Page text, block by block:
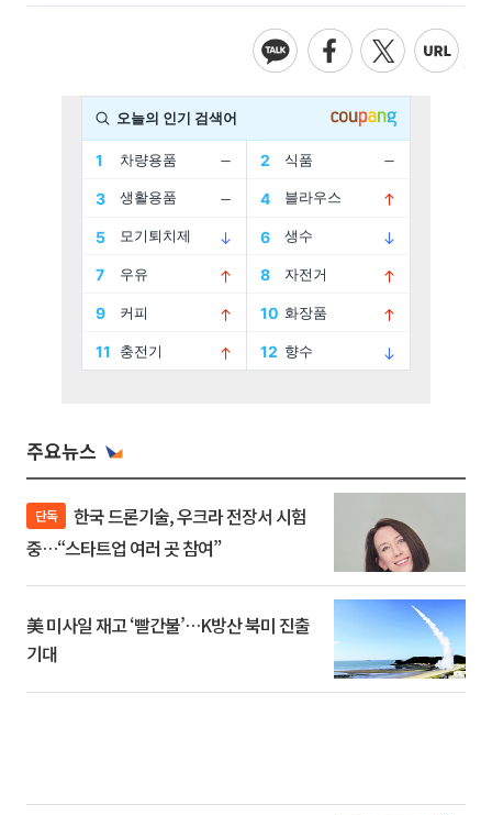
주요뉴스
단독
중…“스타트업 여러 곳 참여”
美 미사일 재고 ‘빨간불’…K방산 북미 진출
기대